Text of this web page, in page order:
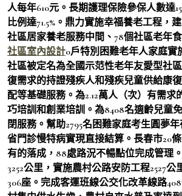
人每年610元。長期護理保險參保人數達
比例達71.5%。鼎力實施幸福養老工程，
社區居家養老服務中間、78個社區老年
社區室內設計0戶特別困難老年人家庭實
社區被定名為全國示范性老年友愛型社區
復需求的持證殘疾人和殘疾兒童供給康
配等基礎服務。為2.12萬人（次）有需求
巧培訓和創業培訓。為8408名適齡兒童
閉服務。幫助2795名困難家庭考生圓夢
省門診慢特病實現直接結算。長春市20
有的落成，88處路況不暢點位完成管理
3252公里，實施農村公路安防工程2527
306座。完成客運班線公交化改革線路